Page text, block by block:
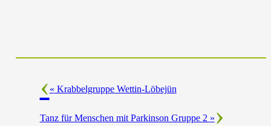
« Krabbelgruppe Wettin-Löbejün
Tanz für Menschen mit Parkinson Gruppe 2 »